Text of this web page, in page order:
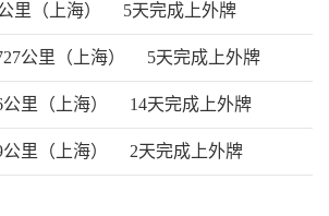
里（上海） 5天完成上外牌
公里（上海） 5天完成上外牌
公里（上海） 14天完成上外牌
公里（上海） 2天完成上外牌